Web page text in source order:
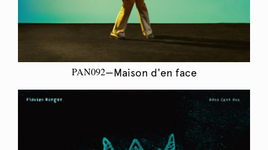
PAN092—Maison d'en face